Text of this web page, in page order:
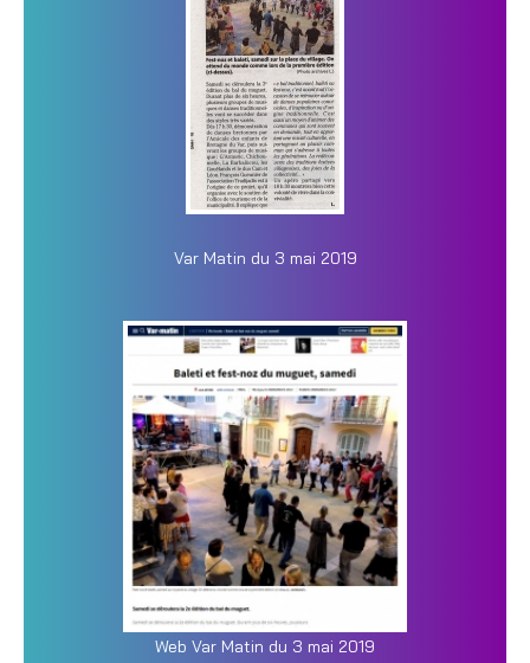
Var Matin du 3 mai 2019
Web Var Matin du 3 mai 2019